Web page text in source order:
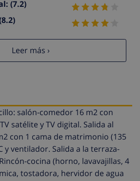
(7.2)
Leer más ›
salón-comedor 16 m2 con
satélite y TV digital. Salida al
con 1 cama de matrimonio (135
y ventilador. Salida a la terraza-
cocina (horno, lavavajillas, 4
tostadora, hervidor de agua